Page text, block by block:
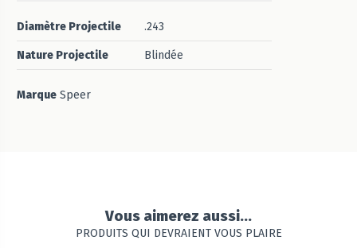
Diamètre Projectile .243
Nature Projectile Blindée
Marque Speer
Vous aimerez aussi...
PRODUITS QUI DEVRAIENT VOUS PLAIRE